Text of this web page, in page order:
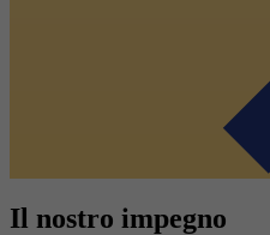
Il nostro impegno